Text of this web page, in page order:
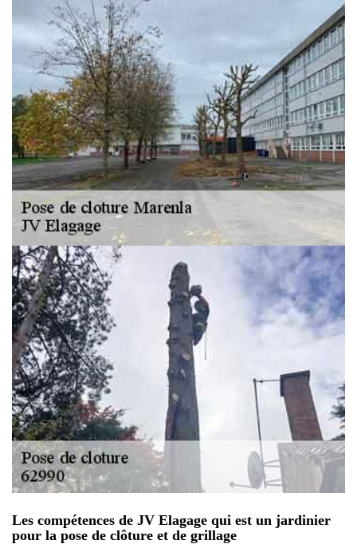
Les compétences de JV Elagage qui est un jardinier
pour la pose de clôture et de grillage